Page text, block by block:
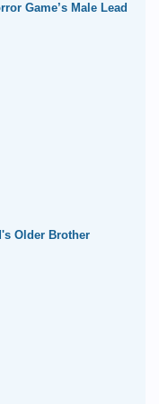
Game’s Male Lead
Older Brother